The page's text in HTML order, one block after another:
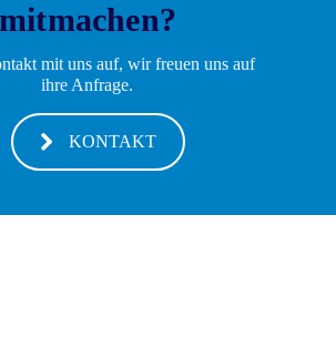
mitmachen?
mit uns auf, wir freuen uns auf
ihre Anfrage.
KONTAKT